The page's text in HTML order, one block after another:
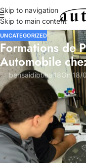
Skip to navigation
Skip to main content
UNCATEGORIZED
Formations de
Automobile
bensaidibtihal18On 18/
Société
formation de
automobile
Société Autologicest